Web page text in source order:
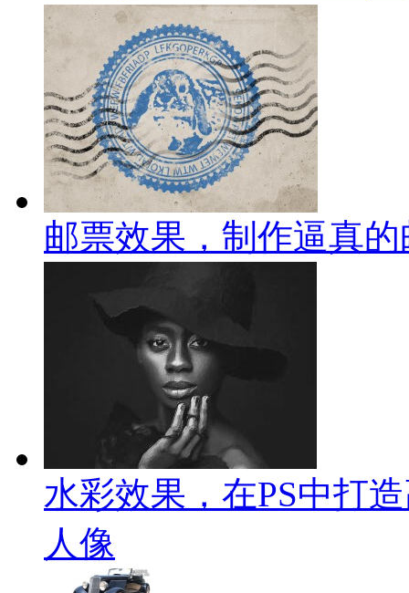
邮票效果，制作逼真
水彩效果，在PS中打
人像